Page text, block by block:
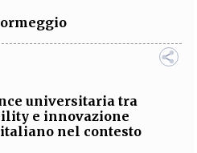
universitaria tra
e innovazione
nel contesto